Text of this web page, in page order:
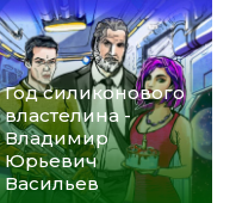
Год силиконового
властелина -
Владимир
Юрьевич
Васильев